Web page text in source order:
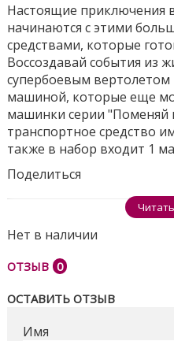
Настоящие приключения
начинаются с этими
средствами, которые
Воссоздавай события из
супербоевым вертолетом
машиной, которые еще
машинки серии "Поменяй
транспортное средство
также в набор входит 1
Поделиться
Нет в наличии
ОТЗЫВ 0
ОСТАВИТЬ ОТЗЫВ
Имя